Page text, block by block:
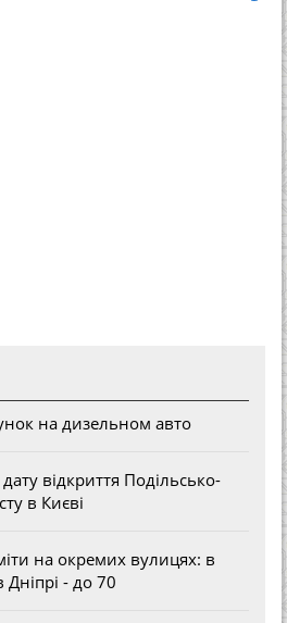
на дизельном авто
відкриття Подільсько-
в Києві
на окремих вулицях: в
Дніпрі - до 70